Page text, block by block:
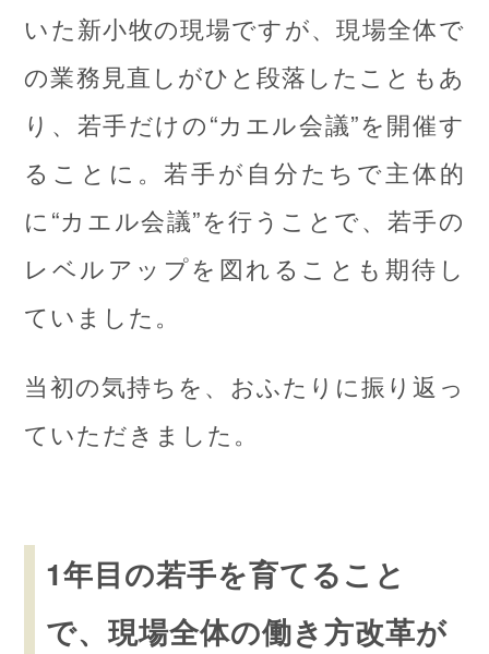
いた新小牧の現場ですが、現場全体で
の業務見直しがひと段落したこともあ
り、若手だけの“カエル会議”を開催す
ることに。若手が自分たちで主体的
に“カエル会議”を行うことで、若手の
レベルアップを図れることも期待し
ていました。
当初の気持ちを、おふたりに振り返っ
ていただきました。
1年目の若手を育てること
で、現場全体の働き方改革が